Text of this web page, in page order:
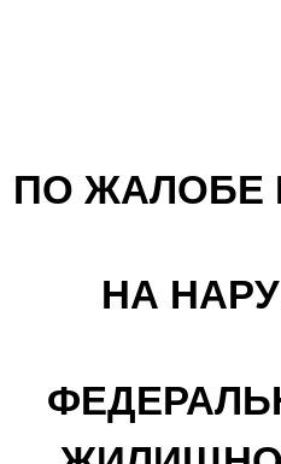
ПО ЖАЛОБЕ
НА